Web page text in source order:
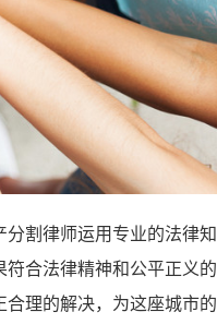
割律师运用专业的法律知
合法律精神和公平正义的
理的解决，为这座城市的